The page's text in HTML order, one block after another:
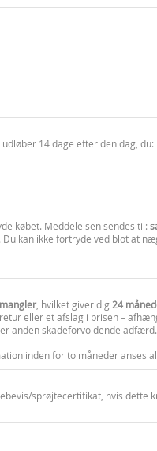
14 dage efter den dag, du:
købet. Meddelelsen sendes til:
kan ikke fortryde ved blot at
, hvilket giver dig 24
eller et afslag i prisen –
anden skadeforvoldende adfærd.
inden for to måneder anses
sprøjtecertifikat, hvis dette